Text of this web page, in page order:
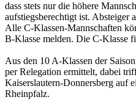
dass stets nur die höhere
aufstiegsberechtigt ist. Absteiger
Alle C-Klassen-Mannschaften
B-Klasse melden. Die C-Klasse
Aus den 10 A-Klassen der
per Relegation ermittelt, dabei
Kaiserslautern-Donnersberg auf
Rheinpfalz.